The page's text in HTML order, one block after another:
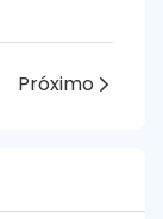
Próximo